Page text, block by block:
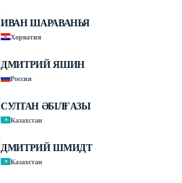
ИВАН ШАРАВАНЬЯ
Хорватия
ДМИТРИЙ ЯШИН
Россия
СУЛТАН ӘБІЛҒАЗЫ
Казахстан
ДМИТРИЙ ШМИДТ
Казахстан